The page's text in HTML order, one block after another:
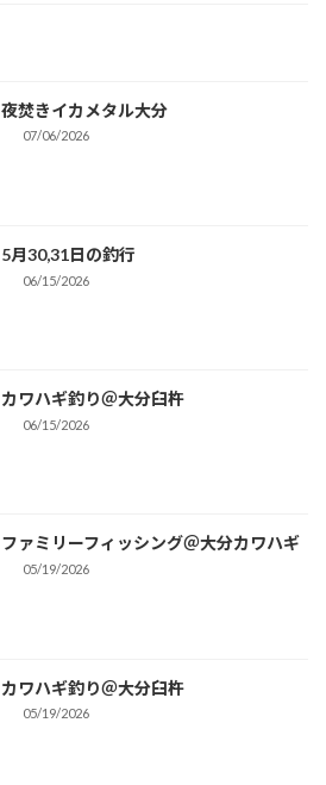
夜焚きイカメタル大分
07/06/2026
5月30,31日の釣行
06/15/2026
カワハギ釣り＠大分臼杵
06/15/2026
ファミリーフィッシング＠大分カワハギ
05/19/2026
カワハギ釣り＠大分臼杵
05/19/2026